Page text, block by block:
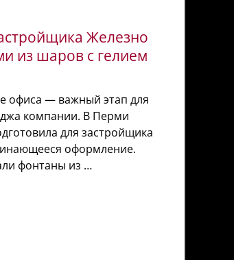
Железно
из шаров с гелием
офиса — важный этап для
компании. В Перми
для застройщика
оформление.
фонтаны из …